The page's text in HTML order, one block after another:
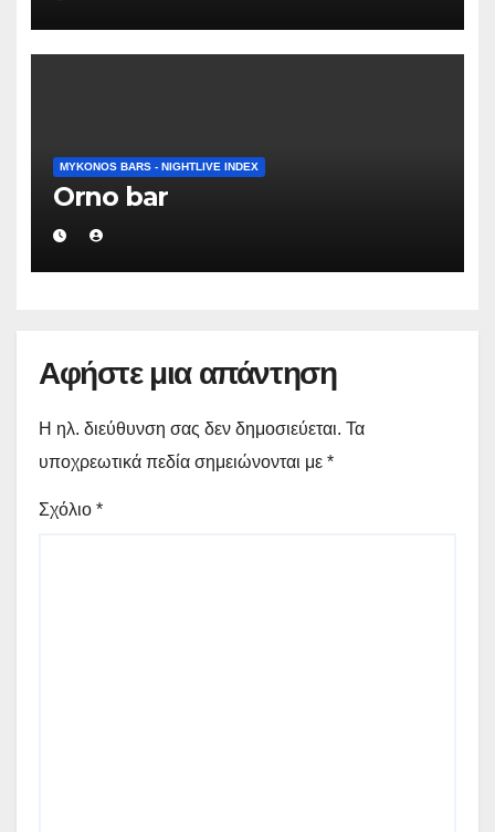
MYKONOS BARS - NIGHTLIVE INDEX
Orno bar
Αφήστε μια απάντηση
Η ηλ. διεύθυνση σας δεν δημοσιεύεται. Τα
υποχρεωτικά πεδία σημειώνονται με *
Σχόλιο *